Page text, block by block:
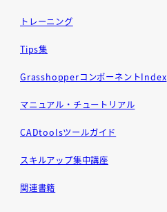
トレーニング
Tips集
GrasshopperコンポーネントIndex
マニュアル・チュートリアル
CADtoolsツールガイド
スキルアップ集中講座
関連書籍